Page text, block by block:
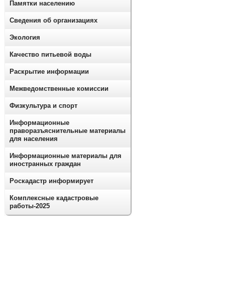
Памятки населению
Сведения об организациях
Экология
Качество питьевой воды
Раскрытие информации
Межведомственные комиссии
Физкультура и спорт
Информационные
праворазъяснительные материалы
для населения
Информационные материалы для
иностранных граждан
Роскадастр информирует
Комплексные кадастровые
работы-2025